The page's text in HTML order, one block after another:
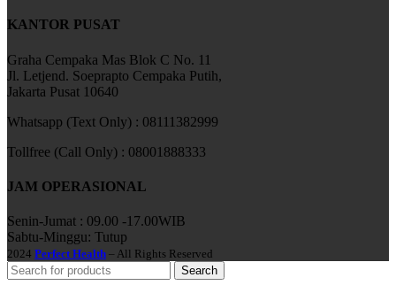
KANTOR PUSAT
Graha Cempaka Mas Blok C No. 11
Jl. Letjend. Soeprapto Cempaka Putih,
Jakarta Pusat 10640
Whatsapp (Text Only) : 08111382999
Tollfree (Call Only) : 08001888333
JAM OPERASIONAL
Senin-Jumat : 09.00 -17.00WIB
Sabtu-Minggu: Tutup
2024 Perfect Health – All Rights Reserved
Search